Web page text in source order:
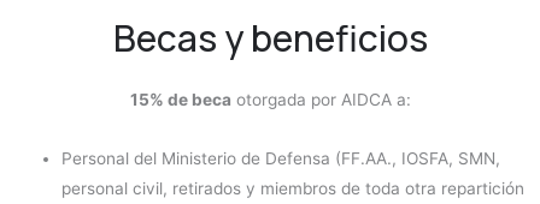
Becas y beneficios
15% de beca otorgada por AIDCA a:
Personal del Ministerio de Defensa (FF.AA., IOSFA, SMN,
personal civil, retirados y miembros de toda otra repartición